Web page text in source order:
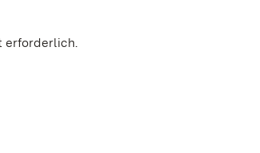
erforderlich.